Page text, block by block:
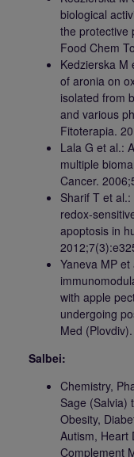
biological
the protective
Food Chem
Kedzierska M
of aronia on
isolated from
and various
Fitoterapia.
Lala G et al.:
multiple
Cancer.
Sharif T et
redox-
apoptosis in
Yaneva MP
with apple
undergoing
Med
Salbei:
Chemistry,
Sage (Salvia)
Obesity,
Autism, Heart
Complement